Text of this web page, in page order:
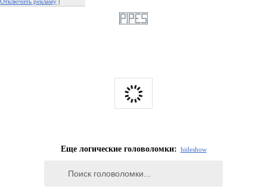
Еще логические головоломки: hideshow